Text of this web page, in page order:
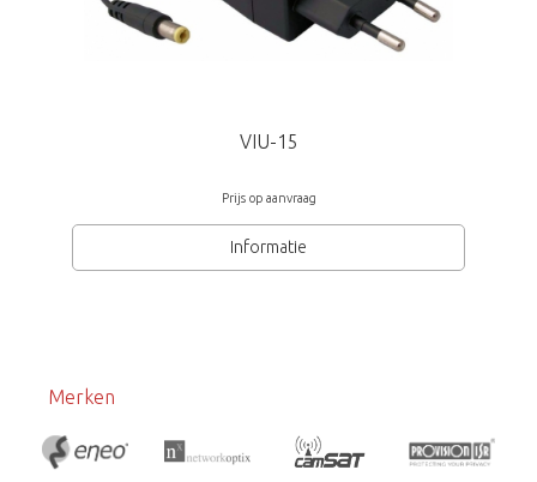
VIU-15
Prijs op aanvraag
Informatie
Merken